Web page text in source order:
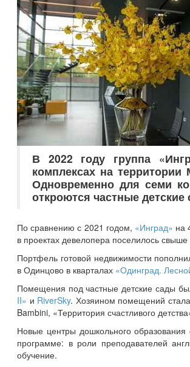
В 2022 году группа
комплексах на
Одновременно для семи
откроются частные
По сравнению с 2021 годом, «Инград» на
в проектах девелопера поселилось
Портфель готовой недвижимости
в Одинцово в кварталах «Одинград.
Помещения под частные детские сады
II» и RiverSky. Хозяином помещений
Bambini, «Территория счастливого
Новые центры дошкольного образования
программе: в роли преподавателей
обучение.